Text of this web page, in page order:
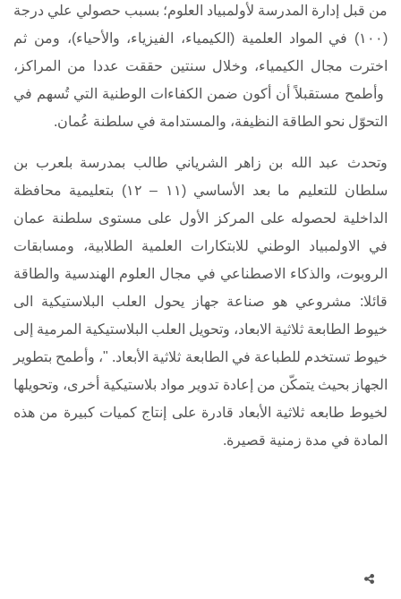
من قبل إدارة المدرسة لأولمبياد العلوم؛ بسبب حصولي علي درجة
(١٠٠) في المواد العلمية (الكيمياء، الفيزياء، والأحياء)، ومن ثم
اخترت مجال الكيمياء، وخلال سنتين حققت عددا من المراكز،
وأطمح مستقبلاً أن أكون ضمن الكفاءات الوطنية التي تُسهم في
التحوّل نحو الطاقة النظيفة، والمستدامة في سلطنة عُمان.
وتحدث عبد الله بن زاهر الشرياني طالب بمدرسة بلعرب بن
سلطان للتعليم ما بعد الأساسي (١١ – ١٢) بتعليمية محافظة
الداخلية لحصوله على المركز الأول على مستوى سلطنة عمان
في الاولمبياد الوطني للابتكارات العلمية الطلابية، ومسابقات
الروبوت، والذكاء الاصطناعي في مجال العلوم الهندسية والطاقة
قائلا: مشروعي هو صناعة جهاز يحول العلب البلاستيكية الى
خيوط الطابعة ثلاثية الابعاد، وتحويل العلب البلاستيكية المرمية إلى
خيوط تستخدم للطباعة في الطابعة ثلاثية الأبعاد. "، وأطمح بتطوير
الجهاز بحيث يتمكّن من إعادة تدوير مواد بلاستيكية أخرى، وتحويلها
لخيوط طابعه ثلاثية الأبعاد قادرة على إنتاج كميات كبيرة من هذه
المادة في مدة زمنية قصيرة.